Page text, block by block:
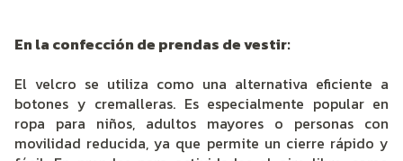
En la confección de prendas de vestir:
El velcro se utiliza como una alternativa eficiente a
botones y cremalleras. Es especialmente popular en
ropa para niños, adultos mayores o personas con
movilidad reducida, ya que permite un cierre rápido y